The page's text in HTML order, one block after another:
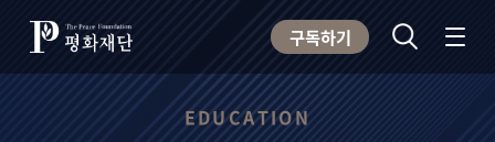
구독하기
EDUCATION